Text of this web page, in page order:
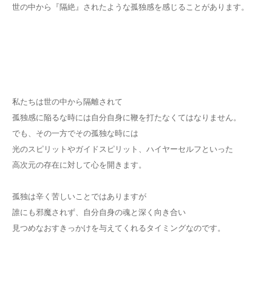
世の中から『隔絶』されたような孤独感を感じることがあります。
私たちは世の中から隔離されて
孤独感に陥るな時には自分自身に鞭を打たなくてはなりません。
でも、その一方でその孤独な時には
光のスピリットやガイドスピリット、ハイヤーセルフといった
高次元の存在に対して心を開きます。
孤独は辛く苦しいことではありますが
誰にも邪魔されず、自分自身の魂と深く向き合い
見つめなおすきっかけを与えてくれるタイミングなのです。